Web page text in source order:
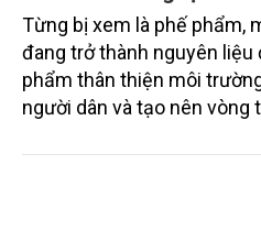
Từng bị xem là phế phẩm,
đang trở thành nguyên
phẩm thân thiện môi
người dân và tạo nên vòng
chén, dĩa... từ mo cau đã